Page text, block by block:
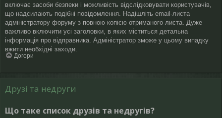
включає засоби безпеки і можливість відслідковувати користувачів,
що надсилають подібні повідомлення. Надішліть email-листа
адміністратору форуму з повною копією отриманого листа. Дуже
важливо включити усі заголовки, в яких міститься детальна
інформація про відправника. Адміністратор зможе у цьому випадку
вжити необхідні заходи.
Догори
Друзі та недруги
Що таке список друзів та недругів?